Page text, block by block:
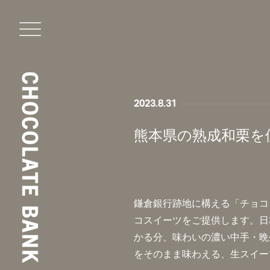
2023.8.31
熊本県の熟成和栗
鎌倉銀行跡地に構える「チョ
コスイーツをご提供します。
かる分、味わいの濃い中手・
をそのまま味わえる、生スイ